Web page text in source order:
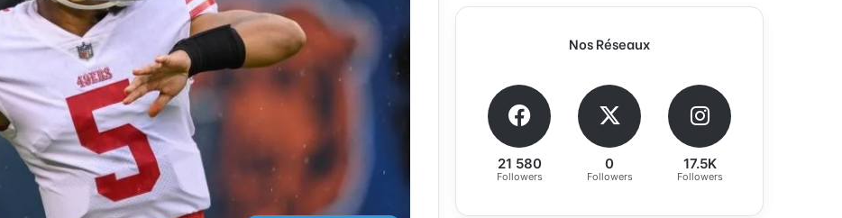
Nos Réseaux
21 580
Followers
0
Followers
17.5K
Followers